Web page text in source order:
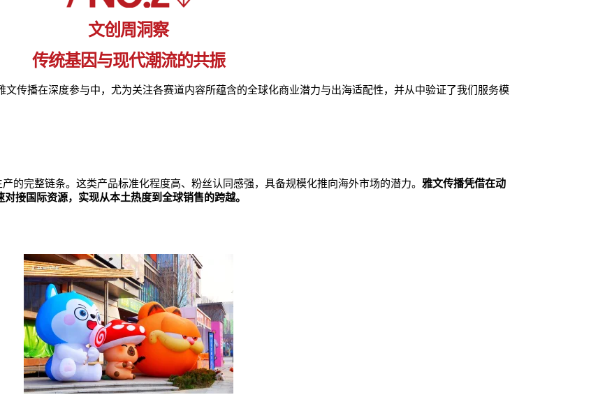
文创周洞察
传统基因与现代潮流的共振
传播在深度参与中，尤为关注各赛道内容所蕴含的全球化商业潜力与出海适配性，并从中验证了我们服务模
的完整链条。这类产品标准化程度高、粉丝认同感强，具备规模化推向海外市场的潜力。 雅文传播凭借在动
接国际资源，实现从本土热度到全球销售的跨越。